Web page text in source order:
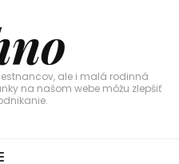
ale i malá rodinná
na našom webe môžu zlepšiť